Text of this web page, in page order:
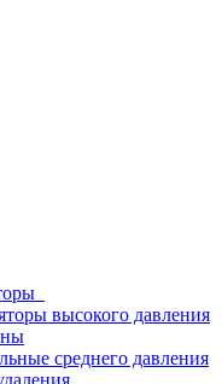
высокого давления
среднего давления